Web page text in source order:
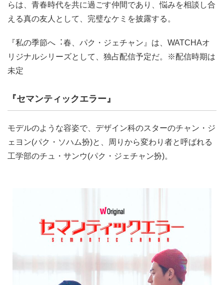
らは、青春時代を共に過ごす仲間であり、悩みを相談し合
える真の友人として、完璧なケミを披露する。
『私の季節へ︓春、パク・ジェチャン』は、WATCHAオ
リジナルシリーズとして、独占配信予定だ。※配信時期は
未定
『セマンティックエラー』
モデルのような容姿で、デザイン科のスターのチャン・ジ
ェヨン(パク・ソハム扮)と、周りから変わり者と呼ばれる
工学部のチュ・サンウ(パク・ジェチャン扮)。